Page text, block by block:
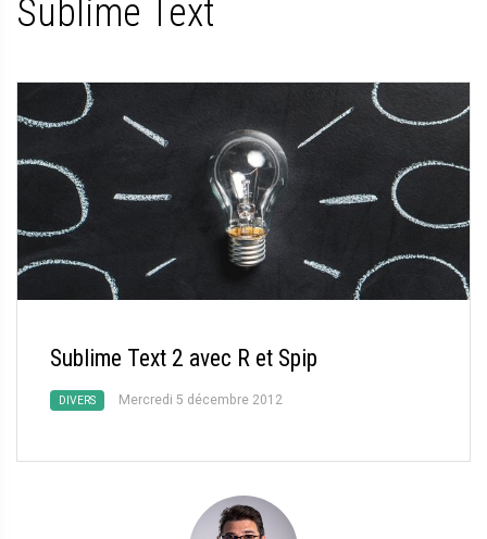
Sublime Text
Sublime Text 2 avec R et Spip
DIVERS Mercredi 5 décembre 2012